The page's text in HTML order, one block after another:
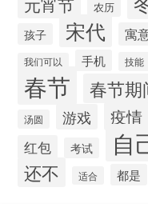
农历
孩子 宋代 寓
我们可以 手机 技能
春节 春节期
汤圆 游戏 疫情
红包 考试 自
还不 适合 都是